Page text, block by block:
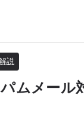
説
ムメール